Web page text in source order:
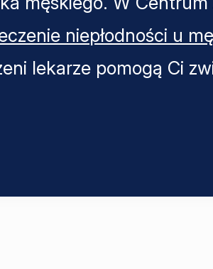
niepłodności u
lekarze pomogą Ci